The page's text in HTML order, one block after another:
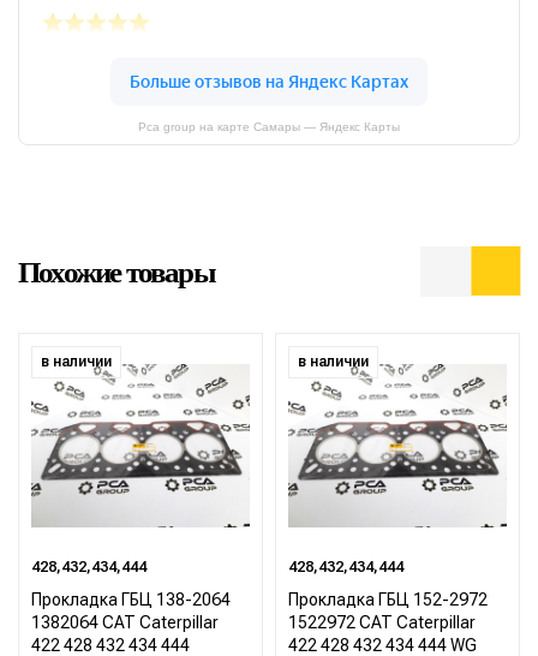
Pca group на карте Самары — Яндекс Карты
Похожие товары
в наличии
428,432,434,444
Прокладка ГБЦ 138-2064
1382064 CAT Caterpillar
422 428 432 434 444
в наличии
428,432,434,444
Прокладка ГБЦ 152-2972
1522972 CAT Caterpillar
422 428 432 434 444 WG